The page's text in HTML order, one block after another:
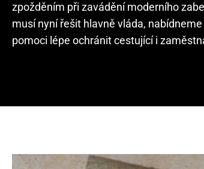
zpožděním při zavádění moderního
musí nyní řešit hlavně vláda,
pomoci lépe ochránit cestující i